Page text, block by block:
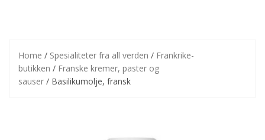
Home / Spesialiteter fra all verden / Frankrike-
butikken / Franske kremer, paster og
sauser / Basilikumolje, fransk